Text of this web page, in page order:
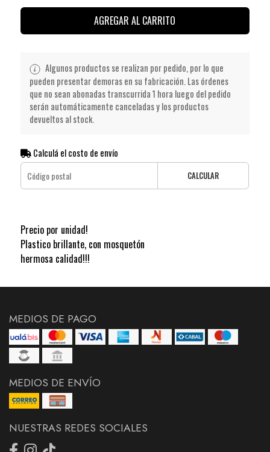
AGREGAR AL CARRITO
Algunos productos se realizan por pedido, por lo que
pueden presentar demoras en su fabricación. Las órdenes
que no sean abonadas transcurrida 1 hora luego del pedido
serán automáticamente canceladas y los productos
devueltos al stock.
Calculá el costo de envío
CALCULAR
Precio por unidad!
Plastico brillante, con mosquetón
hermosa calidad!!!
MEDIOS DE PAGO
MEDIOS DE ENVÍO
NUESTRAS REDES SOCIALES